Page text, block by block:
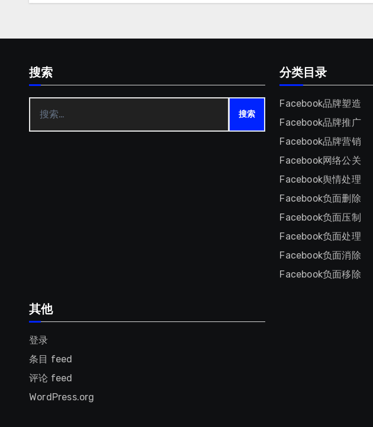
搜索
索：
分类目录
Facebook品牌塑造
Facebook品牌推广
Facebook品牌营销
Facebook网络公关
Facebook舆情处理
Facebook负面删除
Facebook负面压制
Facebook负面处理
Facebook负面消除
Facebook负面移除
其他
登录
条目 feed
评论 feed
WordPress.org